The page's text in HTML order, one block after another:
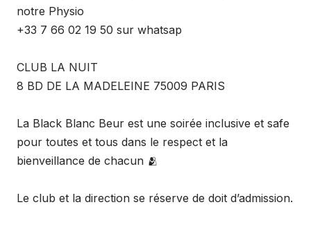
notre Physio
+33 7 66 02 19 50 sur whatsap
CLUB LA NUIT
8 BD DE LA MADELEINE 75009 PARIS
La Black Blanc Beur est une soirée inclusive et safe
pour toutes et tous dans le respect et la
bienveillance de chacun 🫂
Le club et la direction se réserve de doit d’admission.